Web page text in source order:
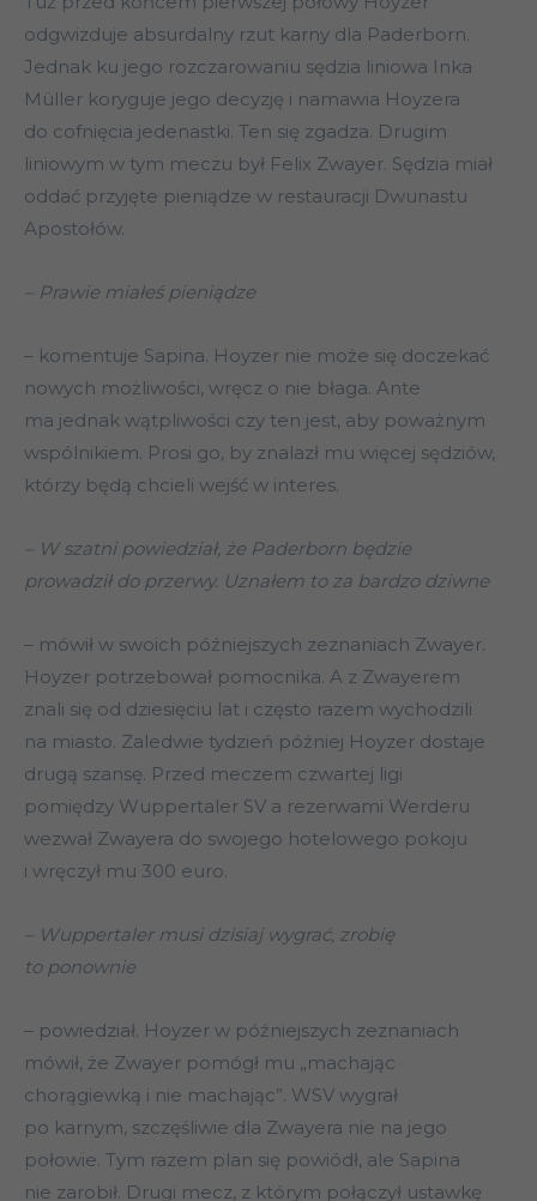
odgwizduje absurdalny rzut karny dla Paderborn.
Jednak ku jego rozczarowaniu sędzia liniowa Inka
Müller koryguje jego decyzję i namawia Hoyzera
do cofnięcia jedenastki. Ten się zgadza. Drugim
liniowym w tym meczu był Felix Zwayer. Sędzia miał
oddać przyjęte pieniądze w restauracji Dwunastu
Apostołów.
– Prawie miałeś pieniądze
– komentuje Sapina. Hoyzer nie może się doczekać
nowych możliwości, wręcz o nie błaga. Ante
ma jednak wątpliwości czy ten jest, aby poważnym
wspólnikiem. Prosi go, by znalazł mu więcej sędziów,
którzy będą chcieli wejść w interes.
– W szatni powiedział, że Paderborn będzie
prowadził do przerwy. Uznałem to za bardzo dziwne
– mówił w swoich późniejszych zeznaniach Zwayer.
Hoyzer potrzebował pomocnika. A z Zwayerem
znali się od dziesięciu lat i często razem wychodzili
na miasto. Zaledwie tydzień później Hoyzer dostaje
drugą szansę. Przed meczem czwartej ligi
pomiędzy Wuppertaler SV a rezerwami Werderu
wezwał Zwayera do swojego hotelowego pokoju
i wręczył mu 300 euro.
– Wuppertaler musi dzisiaj wygrać, zrobię
to ponownie
– powiedział. Hoyzer w późniejszych zeznaniach
mówił, że Zwayer pomógł mu „machając
chorągiewką i nie machając”. WSV wygrał
po karnym, szczęśliwie dla Zwayera nie na jego
połowie. Tym razem plan się powiódł, ale Sapina
nie zarobił. Drugi mecz, z którym połączył ustawkę